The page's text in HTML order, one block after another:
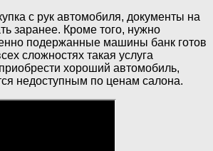
с рук автомобиля, документы на
заранее. Кроме того, нужно
подержанные машины банк готов
сложностях такая услуга
хороший автомобиль,
недоступным по ценам салона.